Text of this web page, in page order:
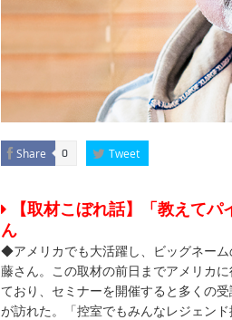
Share 0 Tweet
【取材こぼれ話】「教えて
ん
◆アメリカでも大活躍し、ビッグネーム
藤さん。この取材の前日までアメリカに
ており、セミナーを開催すると多くの
が訪れた。「控室でもみんなレジェン